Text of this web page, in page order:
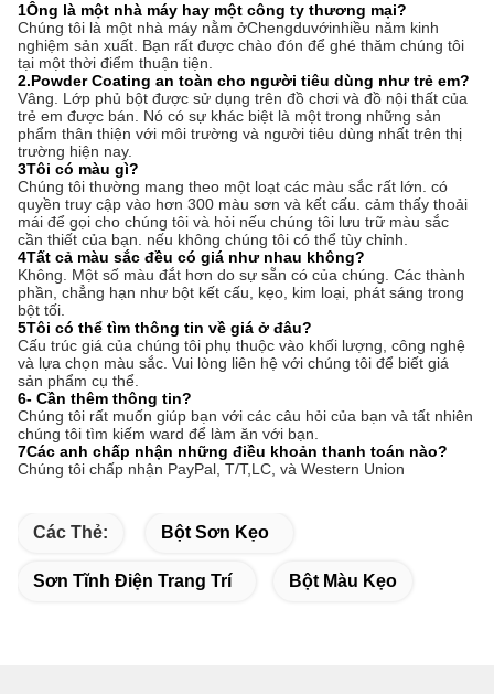
1Ông là một nhà máy hay một công ty thương mại?
Chúng tôi là một nhà máy nằm ởChengduvớinhiều năm kinh
nghiệm sản xuất. Bạn rất được chào đón để ghé thăm chúng tôi
tại một thời điểm thuận tiện.
2.Powder Coating an toàn cho người tiêu dùng như trẻ em?
Vâng. Lớp phủ bột được sử dụng trên đồ chơi và đồ nội thất của
trẻ em được bán. Nó có sự khác biệt là một trong những sản
phẩm thân thiện với môi trường và người tiêu dùng nhất trên thị
trường hiện nay.
3Tôi có màu gì?
Chúng tôi thường mang theo một loạt các màu sắc rất lớn. có
quyền truy cập vào hơn 300 màu sơn và kết cấu. cảm thấy thoải
mái để gọi cho chúng tôi và hỏi nếu chúng tôi lưu trữ màu sắc
cần thiết của bạn. nếu không chúng tôi có thể tùy chỉnh.
4Tất cả màu sắc đều có giá như nhau không?
Không. Một số màu đắt hơn do sự sẵn có của chúng. Các thành
phần, chẳng hạn như bột kết cấu, kẹo, kim loại, phát sáng trong
bột tối.
5Tôi có thể tìm thông tin về giá ở đâu?
Cấu trúc giá của chúng tôi phụ thuộc vào khối lượng, công nghệ
và lựa chọn màu sắc. Vui lòng liên hệ với chúng tôi để biết giá
sản phẩm cụ thể.
6- Cần thêm thông tin?
Chúng tôi rất muốn giúp bạn với các câu hỏi của bạn và tất nhiên
chúng tôi tìm kiếm ward để làm ăn với bạn.
7Các anh chấp nhận những điều khoản thanh toán nào?
Chúng tôi chấp nhận PayPal, T/T,LC, và Western Union
Các Thẻ: Bột Sơn Kẹo
Sơn Tĩnh Điện Trang Trí Bột Màu Kẹo